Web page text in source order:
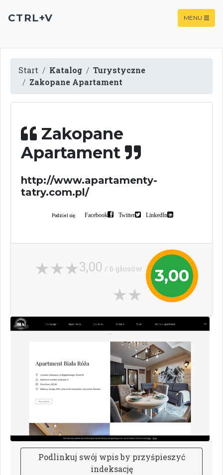
CTRL+V MENU
Start Katalog
Turystyczne
Zakopane Apartament
Zakopane
Apartament
http://www.apartamenty-
tatry.com.pl/
Podziel się: Facebook Twitter LinkedIn
3,00
3,00 / 6 głosów
Podlinkuj swój wpisby przyśpieszyć
indeksację